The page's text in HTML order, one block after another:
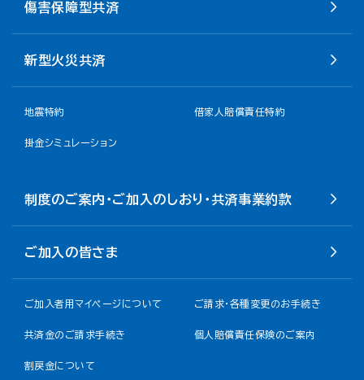
傷害保障型共済
新型火災共済
地震特約 借家人賠償責任特約
掛金シミュレーション
制度のご案内・ご加入のしおり・共済事業約款
ご加入の皆さま
ご加入者用マイページについて ご請求・各種変更のお手続き
共済金のご請求手続き 個人賠償責任保険のご案内
割戻金について​